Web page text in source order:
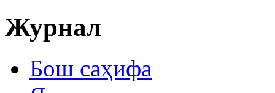
Журнал
Бош саҳифа